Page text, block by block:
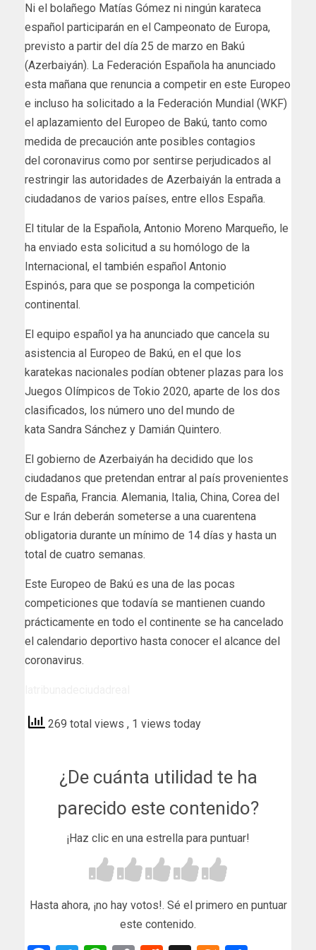
Ni el bolañego Matías Gómez ni ningún karateca
español participarán en el Campeonato de Europa,
previsto a partir del día 25 de marzo en Bakú
(Azerbaiyán). La Federación Española ha anunciado
esta mañana que renuncia a competir en este Europeo
e incluso ha solicitado a la Federación Mundial (WKF)
el aplazamiento del Europeo de Bakú, tanto como
medida de precaución ante posibles contagios
del coronavirus como por sentirse perjudicados al
restringir las autoridades de Azerbaiyán la entrada a
ciudadanos de varios países, entre ellos España.
El titular de la Española, Antonio Moreno Marqueño, le
ha enviado esta solicitud a su homólogo de la
Internacional, el también español Antonio
Espinós, para que se posponga la competición
continental.
El equipo español ya ha anunciado que cancela su
asistencia al Europeo de Bakú, en el que los
karatekas nacionales podían obtener plazas para los
Juegos Olímpicos de Tokio 2020, aparte de los dos
clasificados, los número uno del mundo de
kata Sandra Sánchez y Damián Quintero.
El gobierno de Azerbaiyán ha decidido que los
ciudadanos que pretendan entrar al país provenientes
de España, Francia. Alemania, Italia, China, Corea del
Sur e Irán deberán someterse a una cuarentena
obligatoria durante un mínimo de 14 días y hasta un
total de cuatro semanas.
Este Europeo de Bakú es una de las pocas
competiciones que todavía se mantienen cuando
prácticamente en todo el continente se ha cancelado
el calendario deportivo hasta conocer el alcance del
coronavirus.
269 total views , 1 views today
¿De cuánta utilidad te ha
parecido este contenido?
¡Haz clic en una estrella para puntuar!
Hasta ahora, ¡no hay votos!. Sé el primero en puntuar
este contenido.